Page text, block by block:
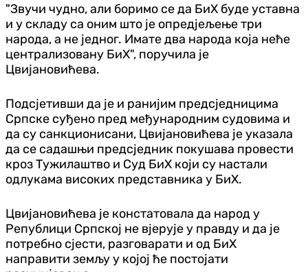
"Звучи чудно, али боримо се да БиХ буде уставна
и у складу са оним што је опредјељење три
народа, а не једног. Имате два народа која неће
централизовану БиХ", поручила је
Цвијановићева.
Подсјетивши да је и ранијим предсједницима
Српске суђено пред међународним судовима и
да су санкционисани, Цвијановићева је указала
да се садашњи предсједник покушава провести
кроз Тужилаштво и Суд БиХ који су настали
одлукама високих представника у БиХ.
Цвијановићева је констатовала да народ у
Републици Српској не вјерује у правду и да је
потребно сјести, разговарати и од БиХ
направити земљу у којој ће постојати